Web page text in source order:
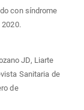
con síndrome
JD, Liarte
Sanitaria de
de